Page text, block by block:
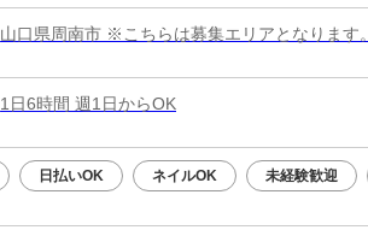
山口県周南市 ※こちらは募集エリアとなります。
1日6時間 週1日からOK
日払いOK ネイルOK 未経験歓迎